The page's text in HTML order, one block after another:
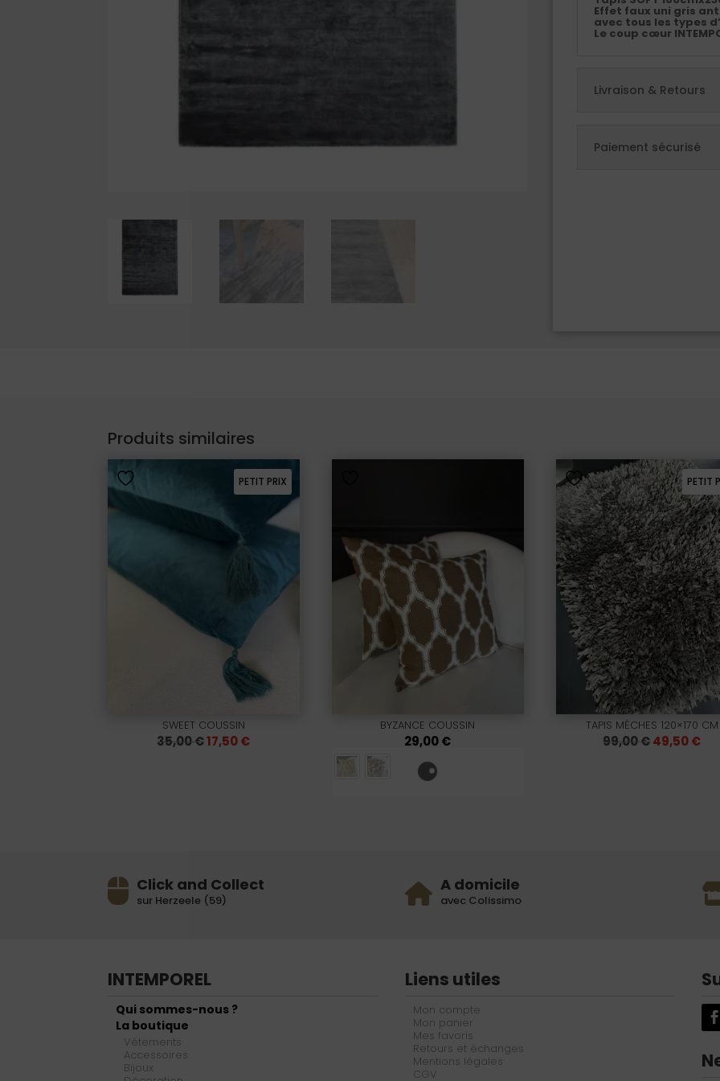
Effet faux uni gris
avec tous les types
Le coup cœur
Livraison & Retours
Paiement sécurisé
Produits similaires
PETIT PRIX
SWEET COUSSIN
35,00€Le
prix
17,50€Le
BYZANCE COUSSIN
29,00€
PETIT
TAPIS MÈCHES 120×170 CM
99,00€Le
prix
49,50€Le
Click and Collect
sur Herzeele (59)
A domicile
avec Colissimo
INTEMPOREL
Qui sommes-nous ?
La boutique
Vêtements
Accessoires
Bijoux
Liens utiles
Mon compte
Mon panier
Mes favoris
Retours et échanges
Mentions légales
CGV